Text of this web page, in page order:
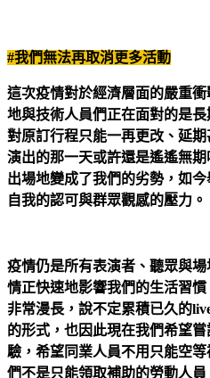
#我們無法再取消更多活動
這次疫情對於經濟層面的嚴重
地與技術人員們正在面對的是
對原訂行程只能一再更改、延
演出的那一天或許還是遙遙無
出場地變成了我們的劣勢，如
自我的認可與群眾觀感的壓力。
疫情仍是所有表演者、聽眾與
情正快速地影響我們的生活習
非常漫長，說不定累積已久的
的形式，也因此現在我們希望
驗，希望同業人員不用只能空
們不是只能領取補助的勞動人